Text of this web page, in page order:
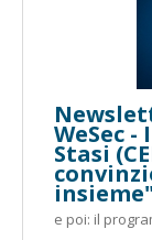
WeSec
Stasi
e poi: il